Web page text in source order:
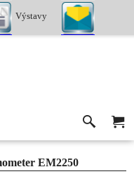
Výstavy
EM2250